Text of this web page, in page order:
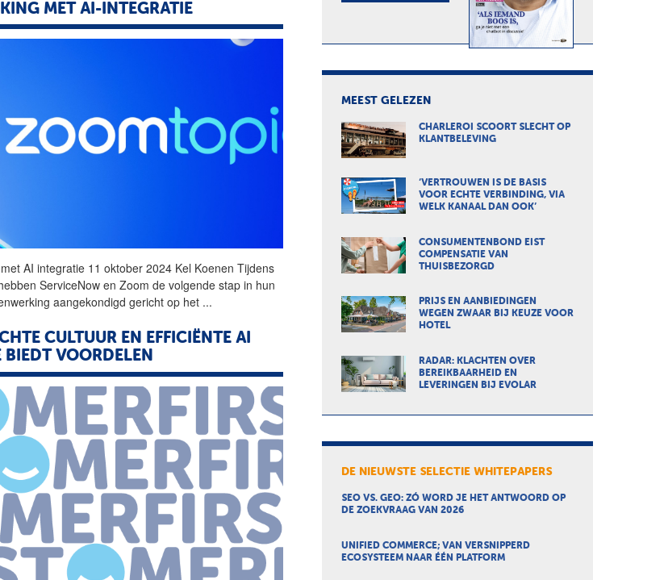
MET AI-INTEGRATIE
metAI integratie 11 oktober 2024 Kel Koenen Tijdens
ServiceNow en Zoom de volgende stap in hun
aangekondigd gericht op het ...
CULTUUR EN EFFICIËNTEAI
BIEDT VOORDELEN
MEEST GELEZEN
CHARLEROI SCOORT SLECHT OP
KLANTBELEVING
‘VERTROUWEN IS DE BASIS
VOOR ECHTE VERBINDING, VIA
WELK KANAAL DAN OOK’
CONSUMENTENBOND EIST
COMPENSATIE VAN
THUISBEZORGD
PRIJS EN AANBIEDINGEN
WEGEN ZWAAR BIJ KEUZE VOOR
HOTEL
RADAR: KLACHTEN OVER
BEREIKBAARHEID EN
LEVERINGEN BIJ EVOLAR
DE NIEUWSTE SELECTIE WHITEPAPERS
SEO VS. GEO: ZÓ WORD JE HET ANTWOORD OP
DE ZOEKVRAAG VAN 2026
UNIFIED COMMERCE; VAN VERSNIPPERD
ECOSYSTEEM NAAR ÉÉN PLATFORM